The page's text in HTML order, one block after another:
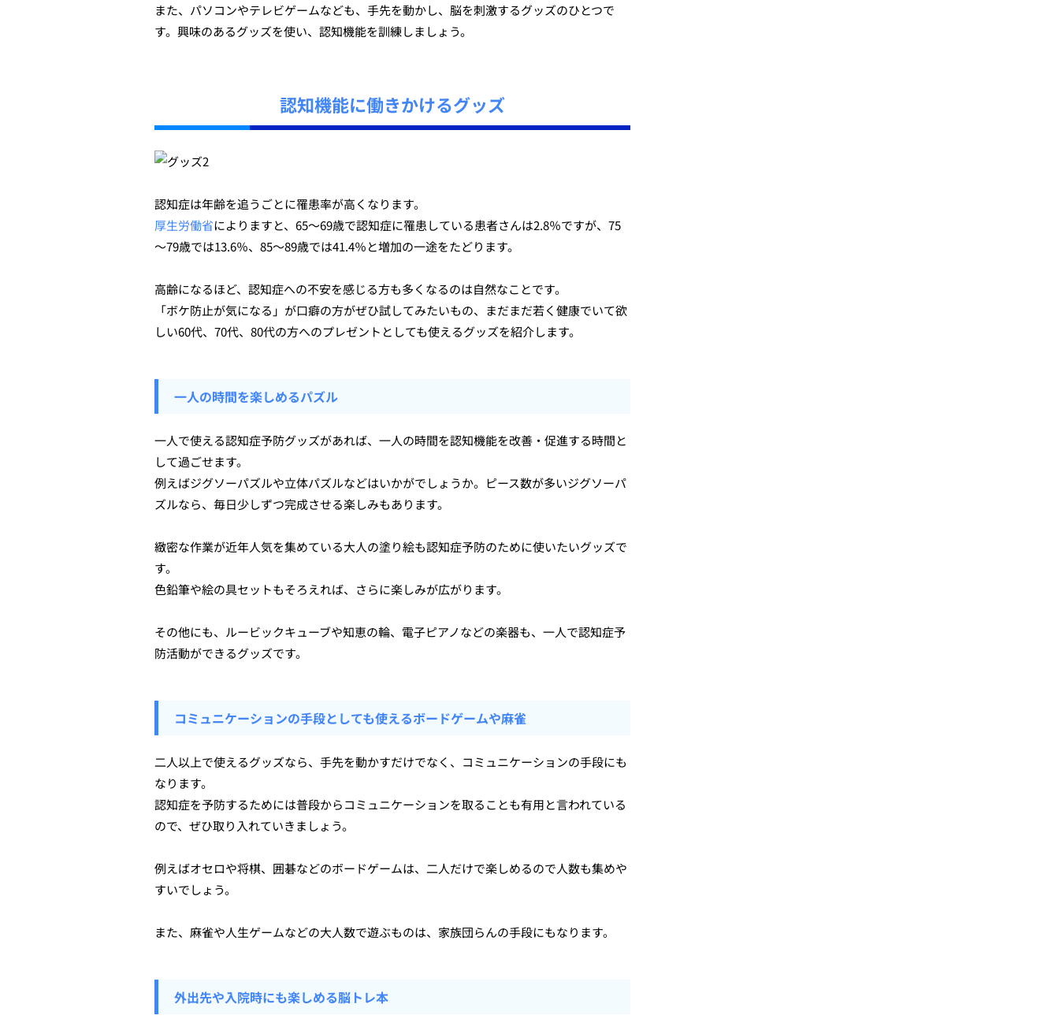
また、パソコンやテレビゲームなども、手先を動かし、脳を刺激するグッズのひとつで
す。興味のあるグッズを使い、認知機能を訓練しましょう。
認知機能に働きかけるグッズ
認知症は年齢を追うごとに罹患率が高くなります。
厚生労働省によりますと、65～69歳で認知症に罹患している患者さんは2.8％ですが、75
～79歳では13.6％、85～89歳では41.4％と増加の一途をたどります。
高齢になるほど、認知症への不安を感じる方も多くなるのは自然なことです。
「ボケ防止が気になる」が口癖の方がぜひ試してみたいもの、まだまだ若く健康でいて欲
しい60代、70代、80代の方へのプレゼントとしても使えるグッズを紹介します。
一人の時間を楽しめるパズル
一人で使える認知症予防グッズがあれば、一人の時間を認知機能を改善・促進する時間と
して過ごせます。
例えばジグソーパズルや立体パズルなどはいかがでしょうか。ピース数が多いジグソーパ
ズルなら、毎日少しずつ完成させる楽しみもあります。
緻密な作業が近年人気を集めている大人の塗り絵も認知症予防のために使いたいグッズで
す。
色鉛筆や絵の具セットもそろえれば、さらに楽しみが広がります。
その他にも、ルービックキューブや知恵の輪、電子ピアノなどの楽器も、一人で認知症予
防活動ができるグッズです。
コミュニケーションの手段としても使えるボードゲームや麻雀
二人以上で使えるグッズなら、手先を動かすだけでなく、コミュニケーションの手段にも
なります。
認知症を予防するためには普段からコミュニケーションを取ることも有用と言われている
ので、ぜひ取り入れていきましょう。
例えばオセロや将棋、囲碁などのボードゲームは、二人だけで楽しめるので人数も集めや
すいでしょう。
また、麻雀や人生ゲームなどの大人数で遊ぶものは、家族団らんの手段にもなります。
外出先や入院時にも楽しめる脳トレ本